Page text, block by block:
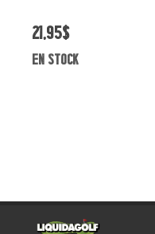
21,95$
en stock